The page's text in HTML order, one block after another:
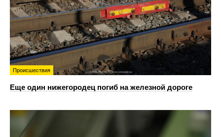
Происшествия
Еще один нижегородец погиб на железной дороге